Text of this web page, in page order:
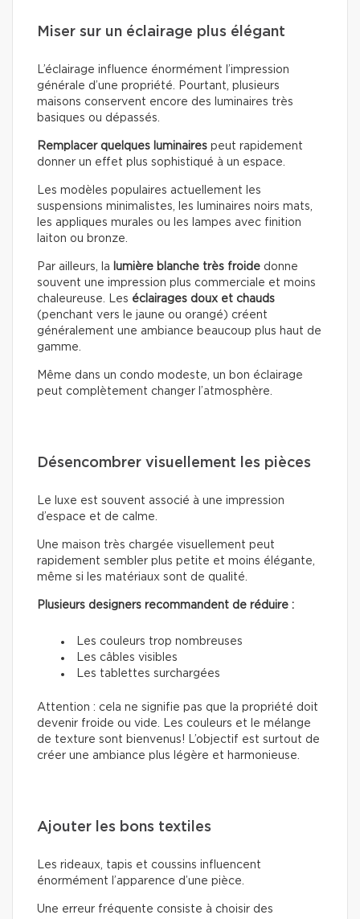
Miser sur un éclairage plus élégant
L’éclairage influence énormément l’impression
générale d’une propriété. Pourtant, plusieurs
maisons conservent encore des luminaires très
basiques ou dépassés.
Remplacer quelques luminaires peut rapidement
donner un effet plus sophistiqué à un espace.
Les modèles populaires actuellement les
suspensions minimalistes, les luminaires noirs mats,
les appliques murales ou les lampes avec finition
laiton ou bronze.
Par ailleurs, la lumière blanche très froide donne
souvent une impression plus commerciale et moins
chaleureuse. Les éclairages doux et chauds
(penchant vers le jaune ou orangé) créent
généralement une ambiance beaucoup plus haut de
gamme.
Même dans un condo modeste, un bon éclairage
peut complètement changer l’atmosphère.
Désencombrer visuellement les pièces
Le luxe est souvent associé à une impression
d’espace et de calme.
Une maison très chargée visuellement peut
rapidement sembler plus petite et moins élégante,
même si les matériaux sont de qualité.
Plusieurs designers recommandent de réduire :
Les couleurs trop nombreuses
Les câbles visibles
Les tablettes surchargées
Attention : cela ne signifie pas que la propriété doit
devenir froide ou vide. Les couleurs et le mélange
de texture sont bienvenus! L’objectif est surtout de
créer une ambiance plus légère et harmonieuse.
Ajouter les bons textiles
Les rideaux, tapis et coussins influencent
énormément l’apparence d’une pièce.
Une erreur fréquente consiste à choisir des